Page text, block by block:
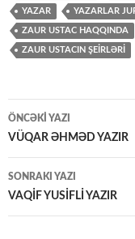
YAZAR YAZARLAR
ZAUR USTAC HAQQINDA
ZAUR USTACIN ŞEİRLƏRİ
Yazılar
üzrə
naviqasiya
ÖNCƏKI YAZI
VÜQAR ƏHMƏD YAZIR
SONRAKI YAZI
VAQİF YUSİFLİ YAZIR